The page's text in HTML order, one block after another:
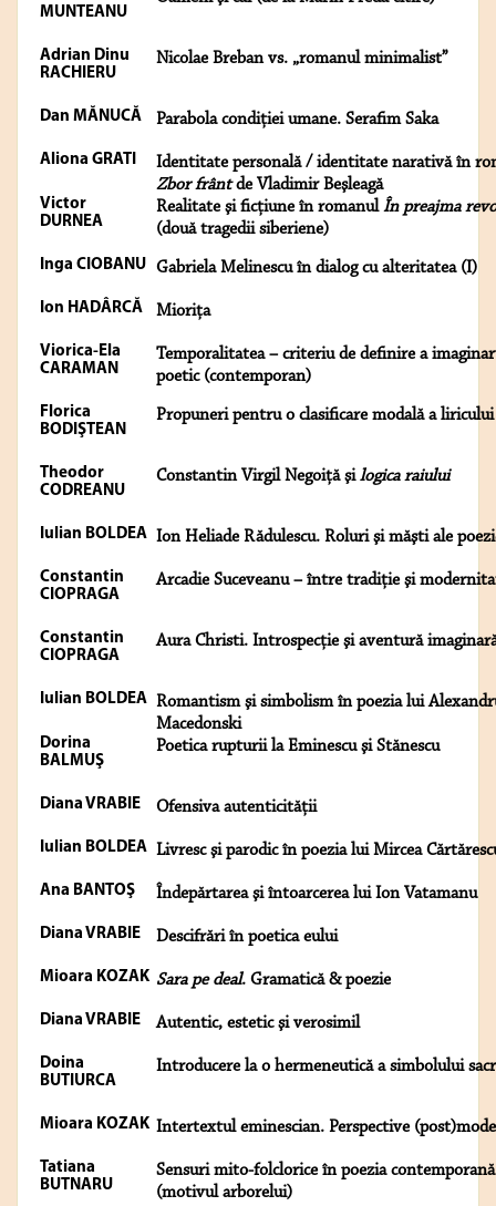
MUNTEANU
Adrian Dinu
RACHIERU
Nicolae Breban vs. „romanul minimalist”
Dan MĂNUCĂ Parabola condiţiei umane. Serafim Saka
Aliona GRATI
Identitate personală / identitate narativă în
Zbor frântde Vladimir Beşleagă
Victor
DURNEA
Realitate şi ficţiune în romanulÎn preajma
(două tragedii siberiene)
Inga CIOBANU Gabriela Melinescu în dialog cu alteritatea (I)
Ion HADÂRCĂ Mioriţa
Viorica-Ela
CARAMAN
Temporalitatea – criteriu de definire a
poetic (contemporan)
Florica
BODIŞTEAN
Propuneri pentru o clasificare modală a liricului
Theodor
CODREANU
Constantin Virgil Negoiţă şilogica raiului
Iulian BOLDEA Ion Heliade Rădulescu. Roluri şi măşti ale
Constantin
CIOPRAGA
Arcadie Suceveanu – între tradiţie şi
Constantin
CIOPRAGA
Aura Christi. Introspecţie şi aventură
Iulian BOLDEA Romantism şi simbolism în poezia lui
Macedonski
Dorina
BALMUŞ
Poetica rupturii la Eminescu şi Stănescu
Diana VRABIE Ofensiva autenticităţii
Iulian BOLDEA Livresc şi parodic în poezia lui Mircea
Ana BANTOŞ Îndepărtarea şi întoarcerea lui Ion Vatamanu
Diana VRABIE Descifrări în poetica eului
Mioara KOZAK Sara pe deal. Gramatică & poezie
Diana VRABIE Autentic, estetic şi verosimil
Doina
BUTIURCA
Introducere la o hermeneutică a simbolului
Mioara KOZAK Intertextul eminescian. Perspective
Tatiana
BUTNARU
Sensuri mito-folclorice în poezia contemporană
(motivul arborelui)